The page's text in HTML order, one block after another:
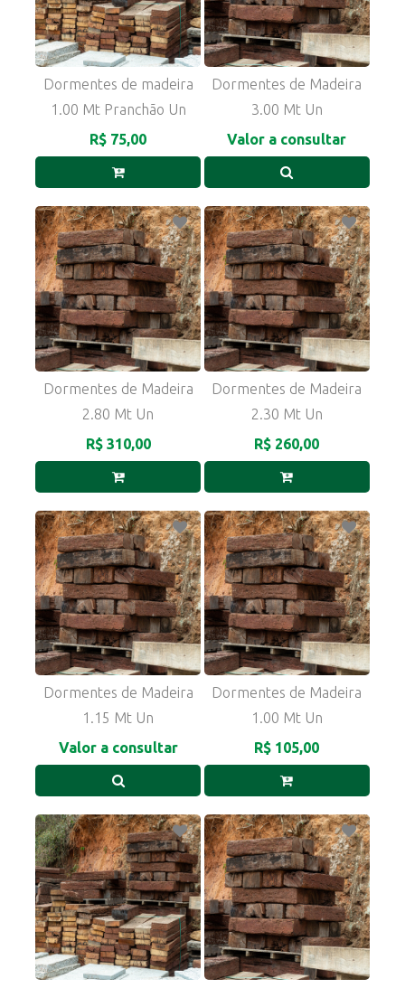
Dormentes de madeira
1.00 Mt Pranchão Un
R$ 75,00
Dormentes de Madeira
3.00 Mt Un
Valor a consultar
Dormentes de Madeira
2.80 Mt Un
R$ 310,00
Dormentes de Madeira
2.30 Mt Un
R$ 260,00
Dormentes de Madeira
1.15 Mt Un
Valor a consultar
Dormentes de Madeira
1.00 Mt Un
R$ 105,00